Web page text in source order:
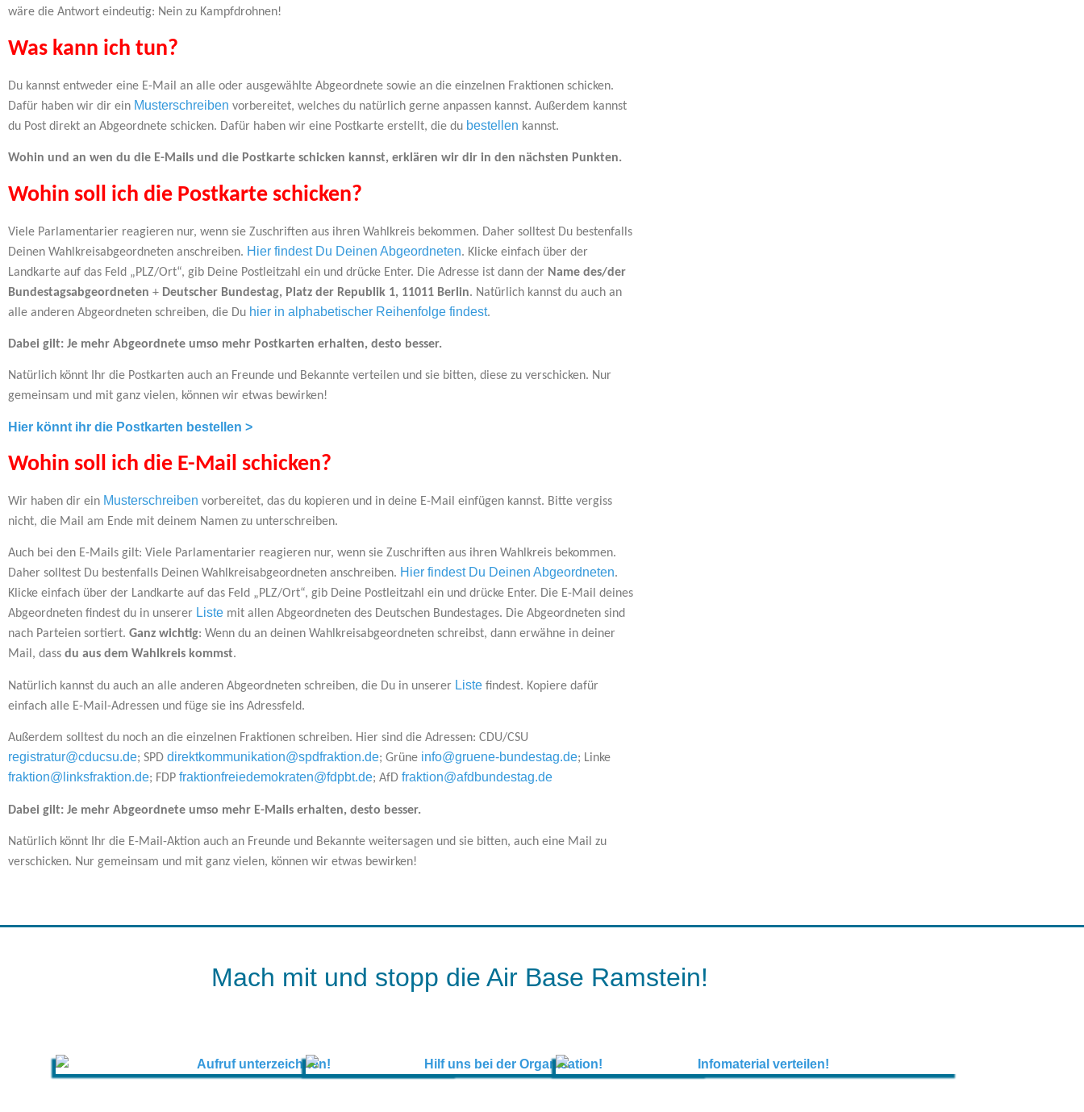
wäre die Antwort eindeutig: Nein zu Kampfdrohnen!
Was kann ich tun?
Du kannst entweder eine E-Mail an alle oder ausgewählte Abgeordnete sowie an die einzelnen Fraktionen schicken.
Dafür haben wir dir ein Musterschreiben vorbereitet, welches du natürlich gerne anpassen kannst. Außerdem kannst
du Post direkt an Abgeordnete schicken. Dafür haben wir eine Postkarte erstellt, die du bestellen kannst.
Wohin und an wen du die E-Mails und die Postkarte schicken kannst, erklären wir dir in den nächsten Punkten.
Wohin soll ich die Postkarte schicken?
Viele Parlamentarier reagieren nur, wenn sie Zuschriften aus ihren Wahlkreis bekommen. Daher solltest Du bestenfalls
Deinen Wahlkreisabgeordneten anschreiben. Hier findest Du Deinen Abgeordneten. Klicke einfach über der
Landkarte auf das Feld „PLZ/Ort“, gib Deine Postleitzahl ein und drücke Enter. Die Adresse ist dann der Name des/der
Bundestagsabgeordneten + Deutscher Bundestag, Platz der Republik 1, 11011 Berlin. Natürlich kannst du auch an
alle anderen Abgeordneten schreiben, die Du hier in alphabetischer Reihenfolge findest.
Dabei gilt: Je mehr Abgeordnete umso mehr Postkarten erhalten, desto besser.
Natürlich könnt Ihr die Postkarten auch an Freunde und Bekannte verteilen und sie bitten, diese zu verschicken. Nur
gemeinsam und mit ganz vielen, können wir etwas bewirken!
Hier könnt ihr die Postkarten bestellen >
Wohin soll ich die E-Mail schicken?
Wir haben dir ein Musterschreiben vorbereitet, das du kopieren und in deine E-Mail einfügen kannst. Bitte vergiss
nicht, die Mail am Ende mit deinem Namen zu unterschreiben.
Auch bei den E-Mails gilt: Viele Parlamentarier reagieren nur, wenn sie Zuschriften aus ihren Wahlkreis bekommen.
Daher solltest Du bestenfalls Deinen Wahlkreisabgeordneten anschreiben. Hier findest Du Deinen Abgeordneten.
Klicke einfach über der Landkarte auf das Feld „PLZ/Ort“, gib Deine Postleitzahl ein und drücke Enter. Die E-Mail deines
Abgeordneten findest du in unserer Liste mit allen Abgeordneten des Deutschen Bundestages. Die Abgeordneten sind
nach Parteien sortiert. Ganz wichtig: Wenn du an deinen Wahlkreisabgeordneten schreibst, dann erwähne in deiner
Mail, dass du aus dem Wahlkreis kommst.
Natürlich kannst du auch an alle anderen Abgeordneten schreiben, die Du in unserer Liste findest. Kopiere dafür
einfach alle E-Mail-Adressen und füge sie ins Adressfeld.
Außerdem solltest du noch an die einzelnen Fraktionen schreiben. Hier sind die Adressen: CDU/CSU
registratur@cducsu.de; SPD direktkommunikation@spdfraktion.de; Grüne info@gruene-bundestag.de; Linke
fraktion@linksfraktion.de; FDP fraktionfreiedemokraten@fdpbt.de; AfD fraktion@afdbundestag.de
Dabei gilt: Je mehr Abgeordnete umso mehr E-Mails erhalten, desto besser.
Natürlich könnt Ihr die E-Mail-Aktion auch an Freunde und Bekannte weitersagen und sie bitten, auch eine Mail zu
verschicken. Nur gemeinsam und mit ganz vielen, können wir etwas bewirken!
Mach mit und stopp die Air Base Ramstein!